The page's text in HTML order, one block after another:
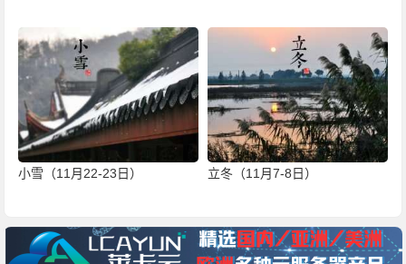
小雪（11月22-23日） 立冬（11月7-8日）